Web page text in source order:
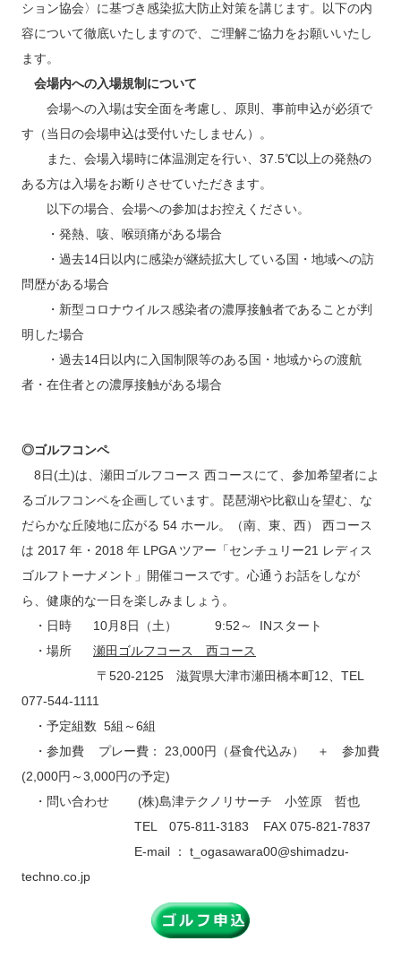
ション協会〉に基づき感染拡大防止対策を講じます。以下の内
容について徹底いたしますので、ご理解ご協力をお願いいたし
ます。
会場内への入場規制について
会場への入場は安全面を考慮し、原則、事前申込が必須で
す（当日の会場申込は受付いたしません）。
また、会場入場時に体温測定を行い、37.5℃以上の発熱の
ある方は入場をお断りさせていただきます。
以下の場合、会場への参加はお控えください。
・発熱、咳、喉頭痛がある場合
・過去14日以内に感染が継続拡大している国・地域への訪
問歴がある場合
・新型コロナウイルス感染者の濃厚接触者であることが判
明した場合
・過去14日以内に入国制限等のある国・地域からの渡航
者・在住者との濃厚接触がある場合
◎ゴルフコンペ
8日(土)は、瀬田ゴルフコース 西コースにて、参加希望者によ
るゴルフコンペを企画しています。琵琶湖や比叡山を望む、な
だらかな丘陵地に広がる 54 ホール。（南、東、西） 西コース
は 2017 年・2018 年 LPGA ツアー「センチュリー21 レディス
ゴルフトーナメント」開催コースです。心通うお話をしなが
ら、健康的な一日を楽しみましょう。
・日時 10月8日（土） 9:52～ INスタート
・場所 瀬田ゴルフコース 西コース
〒520-2125 滋賀県大津市瀬田橋本町12、TEL
077-544-1111
・予定組数 5組～6組
・参加費 プレー費： 23,000円（昼食代込み） ＋ 参加費
(2,000円～3,000円の予定)
・問い合わせ (株)島津テクノリサーチ 小笠原 哲也
TEL 075-811-3183 FAX 075-821-7837
E-mail ： t_ogasawara00@shimadzu-
techno.co.jp